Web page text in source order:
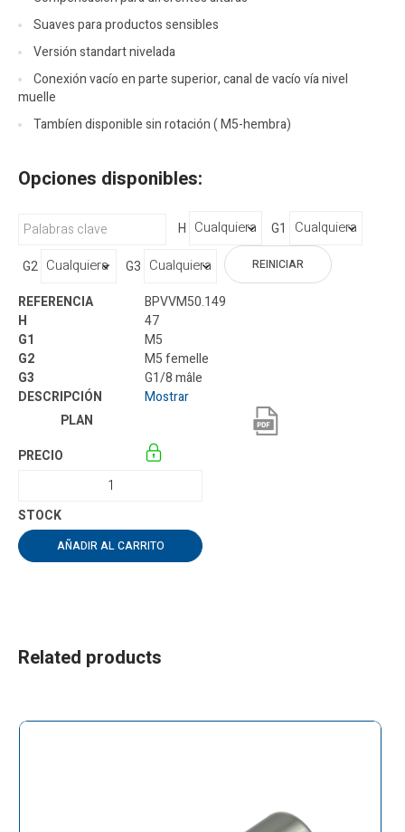
Suaves para productos sensibles
Versión standart nivelada
Conexión vacío en parte superior, canal de vacío vía nivel
muelle
Tambíen disponible sin rotación ( M5-hembra)
Opciones disponibles:
H
G1
G2
G3 REINICIAR
BPVVM50.149
47
M5
M5 femelle
G1/8 mâle
Mostrar
AÑADIR AL CARRITO
Related products